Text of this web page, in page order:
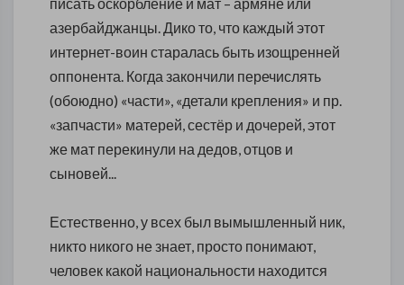
азербайджанцы. Дико то, что каждый этот
интернет-воин старалась быть изощренней
оппонента. Когда закончили перечислять
(обоюдно) «части», «детали крепления» и пр.
«запчасти» матерей, сестёр и дочерей, этот
же мат перекинули на дедов, отцов и
сыновей...
Естественно, у всех был вымышленный ник,
никто никого не знает, просто понимают,
человек какой национальности находится